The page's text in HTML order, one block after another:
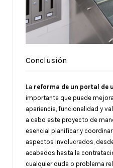
Conclusión
La reforma de un portal de
importante que puede
apariencia, funcionalidad y
a cabo este proyecto de
esencial planificar y
aspectos involucrados,
acabados hasta la
cualquier duda o problema